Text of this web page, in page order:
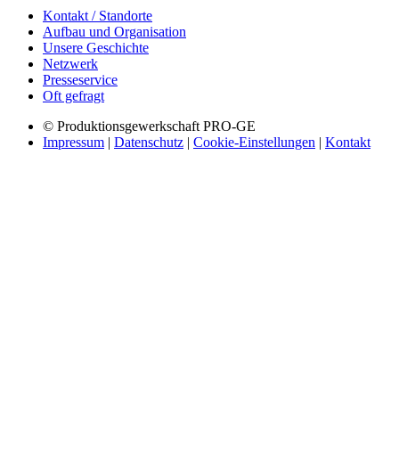
Kontakt / Standorte
Aufbau und Organisation
Unsere Geschichte
Netzwerk
Presseservice
Oft gefragt
© Produktionsgewerkschaft PRO-GE
Impressum | Datenschutz | Cookie-Einstellungen | Kontakt